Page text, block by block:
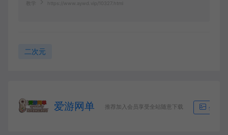
教学 https://www.aywd.vip/10327.html
二次元
爱游网单 推荐加入会员享受全站随意下载 生成海